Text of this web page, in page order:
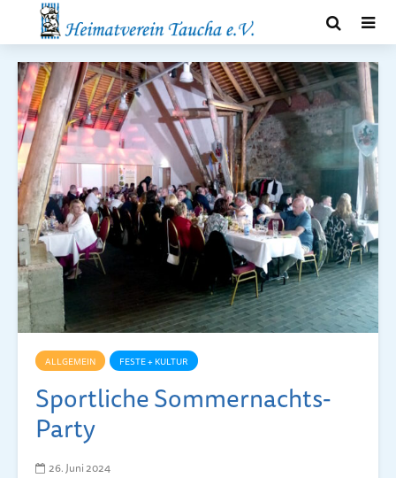
ALLGEMEIN FESTE + KULTUR
Sportliche Sommernachts-
Party
26. Juni 2024